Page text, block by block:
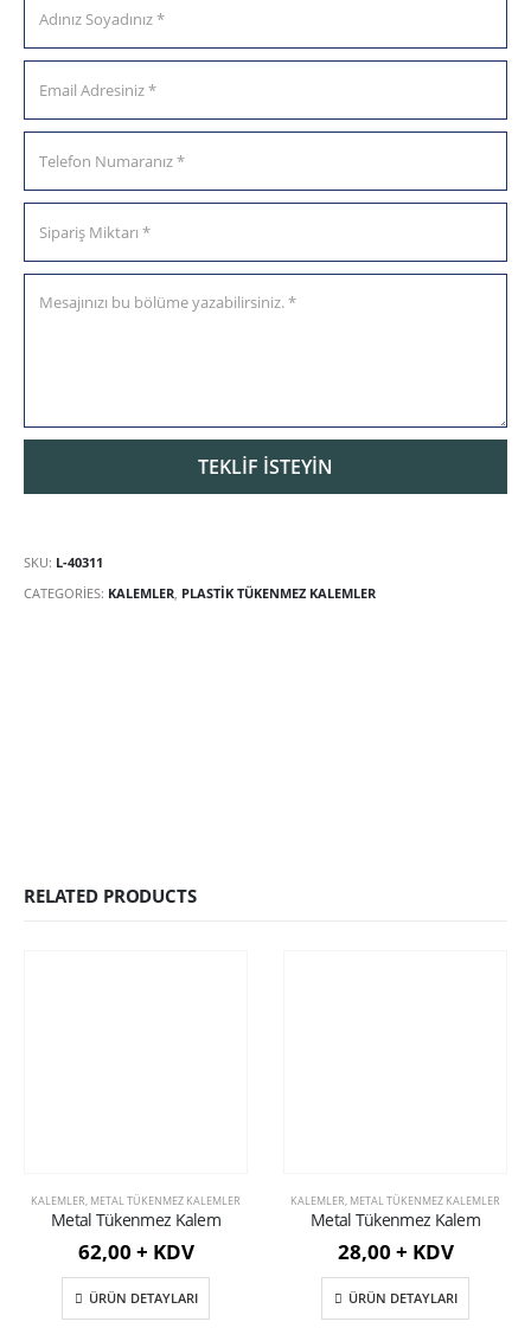
SKU: L-40311
CATEGORIES: KALEMLER PLASTIK TÜKENMEZ KALEMLER
RELATED PRODUCTS
KALEMLER, METAL TÜKENMEZ KALEMLER
Metal Tükenmez Kalem
62,00 + KDV
ÜRÜN DETAYLARI
KALEMLER, METAL TÜKENMEZ KALEMLER
Metal Tükenmez Kalem
28,00 + KDV
ÜRÜN DETAYLARI